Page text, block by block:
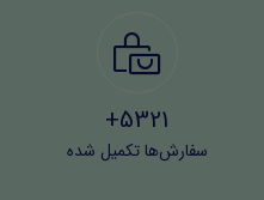
5321+
سفارش‌ها تکمیل شده